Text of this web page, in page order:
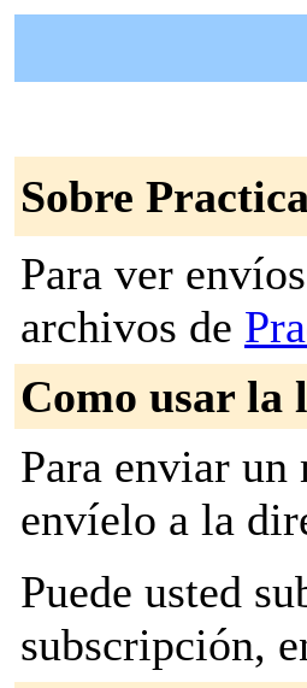
Sobre
Para ver
archivos de
Como usar la
Para enviar un
envíelo a la
Puede usted
subscripción,